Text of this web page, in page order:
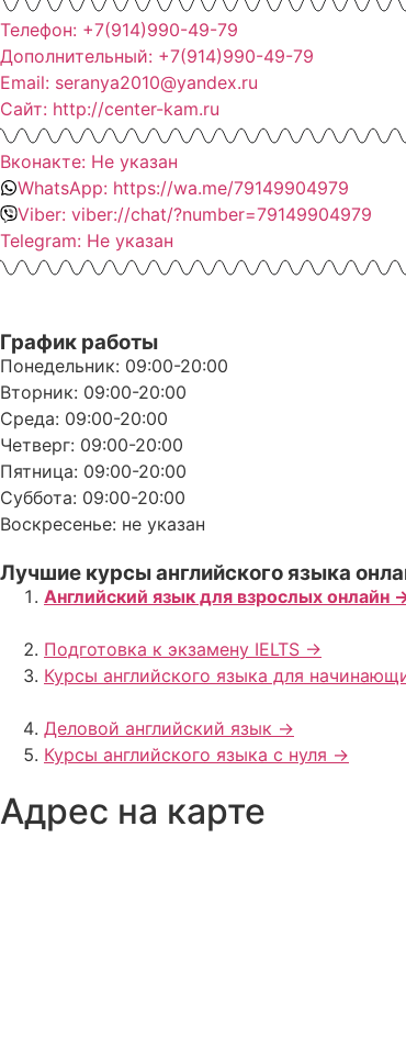
Телефон: +7(914)990-49-79
Дополнительный: +7(914)990-49-79
Email: seranya2010@yandex.ru
Сайт: http://center-kam.ru
Вконакте: Не указан
WhatsApp: https://wa.me/79149904979
Viber: viber://chat/?number=79149904979
Telegram: Не указан
График работы
Понедельник: 09:00-20:00
Вторник: 09:00-20:00
Среда: 09:00-20:00
Четверг: 09:00-20:00
Пятница: 09:00-20:00
Суббота: 09:00-20:00
Воскресенье: не указан
Лучшие курсы английского языка
Английский язык для взрослых онлайн -
Подготовка к экзамену IELTS ->
Курсы английского языка для
Деловой английский язык ->
Курсы английского языка с нуля ->
Адрес на карте